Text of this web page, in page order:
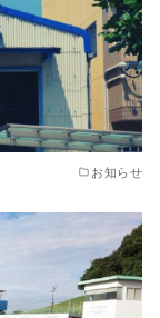
お知らせ